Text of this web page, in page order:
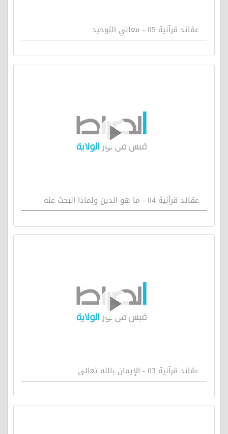
عقائد قرآنية 05 - معاني التوحيد
عقائد قرآنية 04 - ما هو الدين ولماذا البحث عنه
عقائد قرآنية 03 - الإيمان بالله تعالى